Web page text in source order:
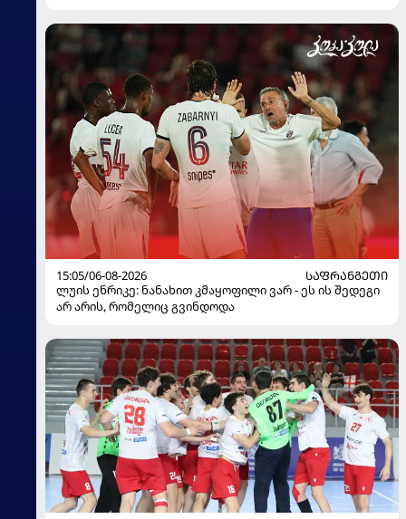
15:05/06-08-2026
ᲡᲐᲤᲠᲐᲜᲒᲔᲗᲘ
ლუის ენრიკე: ნანახით კმაყოფილი ვარ - ეს ის შედეგი
არ არის, რომელიც გვინდოდა